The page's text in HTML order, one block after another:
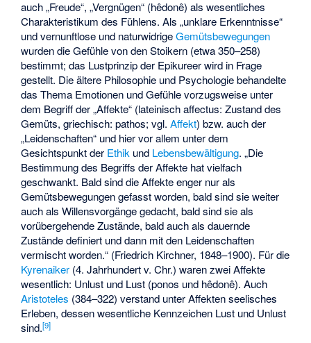
auch „Freude“, „Vergnügen“ (hêdonê) als wesentliches
Charakteristikum des Fühlens. Als „unklare Erkenntnisse“
und vernunftlose und naturwidrigeGemütsbewegungen
wurden die Gefühle von den Stoikern (etwa 350–258)
bestimmt; das Lustprinzip der Epikureer wird in Frage
gestellt. Die ältere Philosophie und Psychologie behandelte
das Thema Emotionen und Gefühle vorzugsweise unter
dem Begriff der „Affekte“ (lateinisch affectus: Zustand des
Gemüts, griechisch: pathos; vgl.Affekt) bzw. auch der
„Leidenschaften“ und hier vor allem unter dem
Gesichtspunkt der Ethik und Lebensbewältigung. „Die
Bestimmung des Begriffs der Affekte hat vielfach
geschwankt. Bald sind die Affekte enger nur als
Gemütsbewegungen gefasst worden, bald sind sie weiter
auch als Willensvorgänge gedacht, bald sind sie als
vorübergehende Zustände, bald auch als dauernde
Zustände definiert und dann mit den Leidenschaften
vermischt worden.“ (Friedrich Kirchner, 1848–1900). Für die
Kyrenaiker (4. Jahrhundert v. Chr.) waren zwei Affekte
wesentlich: Unlust und Lust (ponos und hêdonê). Auch
Aristoteles (384–322) verstand unter Affekten seelisches
Erleben, dessen wesentliche Kennzeichen Lust und Unlust
sind.[9]